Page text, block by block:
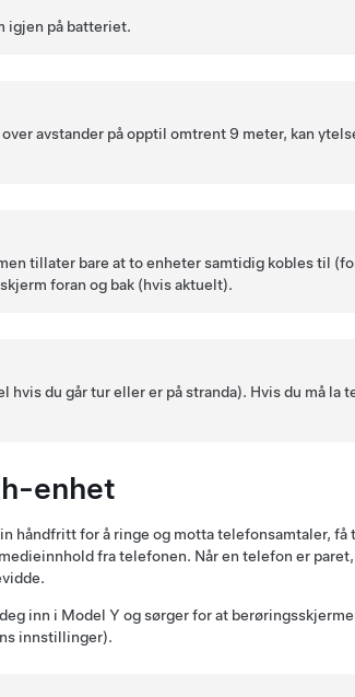
igjen på batteriet.
avstander på opptil omtrent9 meter, kan
tillater bare at to enheter samtidig kobles til
foran og bak (hvis aktuelt).
du går tur eller er på stranda). Hvis du må la
enhet
håndfritt for å ringe og motta telefonsamtaler, få
fra telefonen. Når en telefon er paret,
inn i Model Y og sørger for at
innstillinger).